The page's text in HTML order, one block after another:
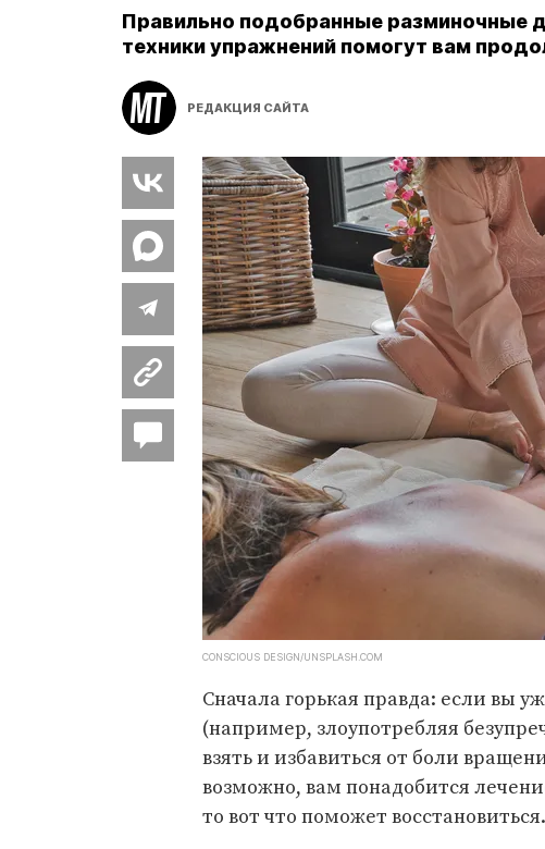
Правильно подобранные разминочные
техники упражнений помогут вам
РЕДАКЦИЯ САЙТА
CONSCIOUS DESIGN/UNSPLASH.COM
Сначала горькая правда: если вы
(например, злоупотребляя
взять и избавиться от боли
возможно, вам понадобится
то вот что поможет восстановиться.